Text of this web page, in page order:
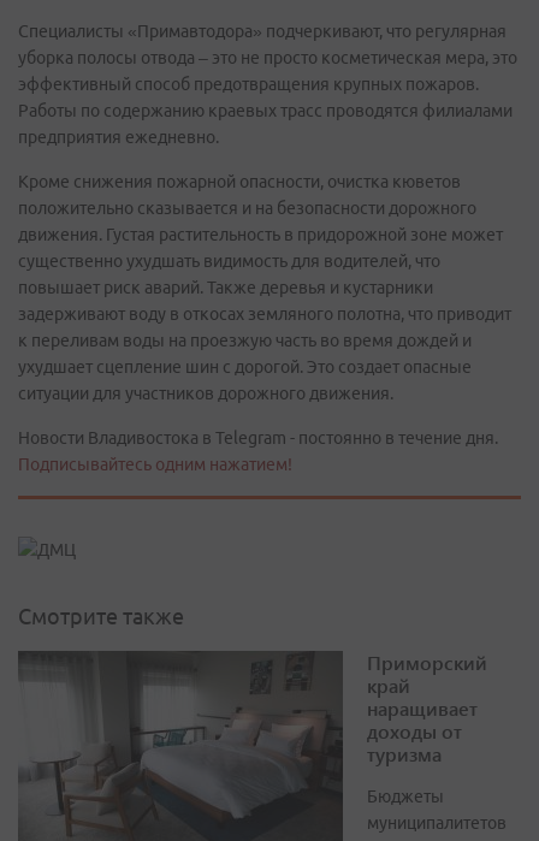
Специалисты «Примавтодора» подчеркивают, что регулярная
уборка полосы отвода – это не просто косметическая мера, это
эффективный способ предотвращения крупных пожаров.
Работы по содержанию краевых трасс проводятся филиалами
предприятия ежедневно.
Кроме снижения пожарной опасности, очистка кюветов
положительно сказывается и на безопасности дорожного
движения. Густая растительность в придорожной зоне может
существенно ухудшать видимость для водителей, что
повышает риск аварий. Также деревья и кустарники
задерживают воду в откосах земляного полотна, что приводит
к переливам воды на проезжую часть во время дождей и
ухудшает сцепление шин с дорогой. Это создает опасные
ситуации для участников дорожного движения.
Новости Владивостока в Telegram - постоянно в течение дня.
Подписывайтесь одним нажатием!
Смотрите также
Приморский
край
наращивает
доходы от
туризма
Бюджеты
муниципалитетов